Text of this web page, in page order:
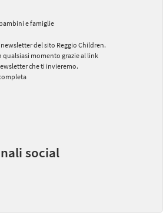
e famiglie
del sito Reggio Children.
qualsiasi momento grazie al link
che ti invieremo.
social